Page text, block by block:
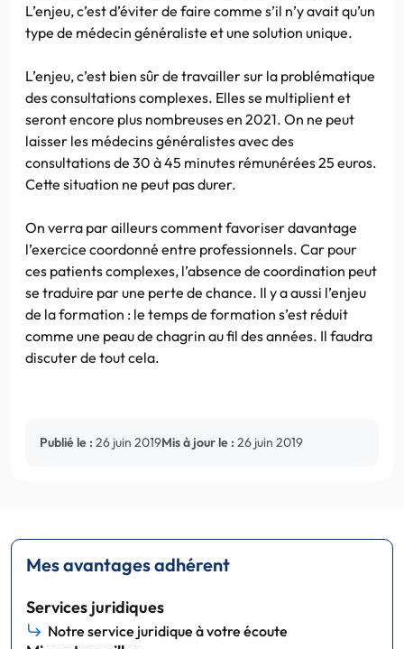
L’enjeu, c’est d’éviter de faire comme s’il n’y avait qu’un
type de médecin généraliste et une solution unique.
L’enjeu, c’est bien sûr de travailler sur la problématique
des consultations complexes. Elles se multiplient et
seront encore plus nombreuses en 2021. On ne peut
laisser les médecins généralistes avec des
consultations de 30 à 45 minutes rémunérées 25 euros.
Cette situation ne peut pas durer.
On verra par ailleurs comment favoriser davantage
l’exercice coordonné entre professionnels. Car pour
ces patients complexes, l’absence de coordination peut
se traduire par une perte de chance. Il y a aussi l’enjeu
de la formation : le temps de formation s’est réduit
comme une peau de chagrin au fil des années. Il faudra
discuter de tout cela.
Publié le : 26 juin 2019Mis à jour le : 26 juin 2019
Mes avantages adhérent
Services juridiques
Notre service juridique à votre écoute